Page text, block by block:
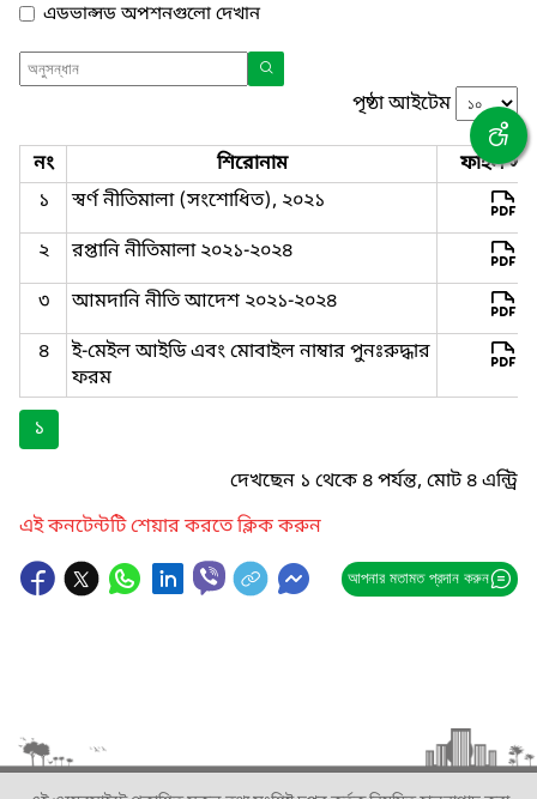
এডভান্সড অপশনগুলো দেখান
পৃষ্ঠা আইটেম
নং শিরোনাম
ফাইল
১
স্বর্ণ নীতিমালা (সংশোধিত), ২০২১
২
রপ্তানি নীতিমালা ২০২১-২০২৪
৩
আমদানি নীতি আদেশ ২০২১-২০২৪
৪
ই-মেইল আইডি এবং মোবাইল নাম্বার পুনঃরুদ্ধার
ফরম
১
দেখছেন ১ থেকে ৪ পর্যন্ত, মোট ৪ এন্ট্রি
এই কনটেন্টটি শেয়ার করতে ক্লিক করুন
আপনার মতামত প্রদান করুন